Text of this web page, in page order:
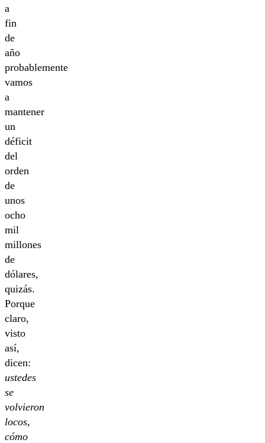
a
fin
de
año
probablemente
vamos
a
mantener
un
déficit
del
orden
de
unos
ocho
mil
millones
de
dólares,
quizás.
Porque
claro,
visto
así,
dicen:
ustedes
se
volvieron
locos,
cómo